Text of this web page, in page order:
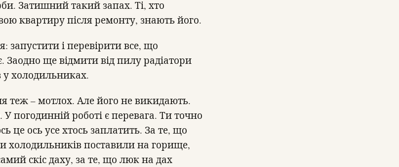
Затишний такий запах. Ті, хто
квартиру після ремонту, знають його.
запустити і перевірити все, що
Заодно ще відмити від пилу радіатори
у холодильниках.
теж – мотлох. Але його не викидають.
погодинній роботі є перевага. Ти точно
це ось усе хтось заплатить. За те, що
холодильників поставили на горище,
скіс даху, за те, що люк на дах